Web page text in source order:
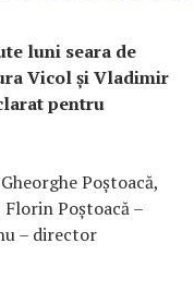
luni seara de
Vicol și Vladimir
pentru
Poștoacă,
Poștoacă –
– director